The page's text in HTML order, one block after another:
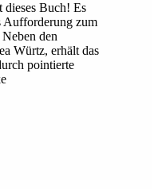
dieses Buch! Es
Aufforderung zum
den
Würtz, erhält das
pointierte